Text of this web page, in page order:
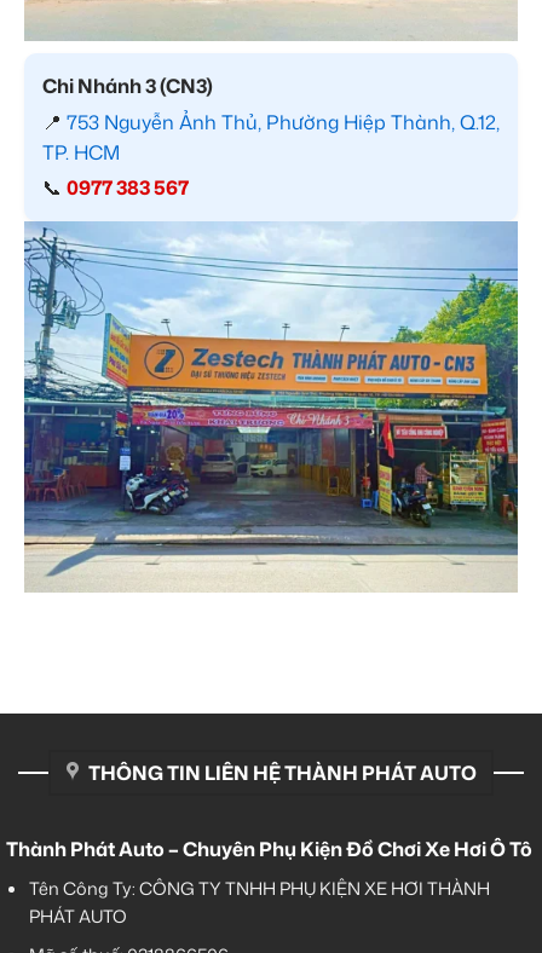
Chi Nhánh 3 (CN3)
📍 753 Nguyễn Ảnh Thủ, Phường Hiệp Thành, Q.12,
TP. HCM
📞 0977 383 567
THÔNG TIN LIÊN HỆ THÀNH PHÁT AUTO
Thành Phát Auto – Chuyên Phụ Kiện Đồ Chơi Xe Hơi Ô Tô
Tên Công Ty: CÔNG TY TNHH PHỤ KIỆN XE HƠI THÀNH
PHÁT AUTO